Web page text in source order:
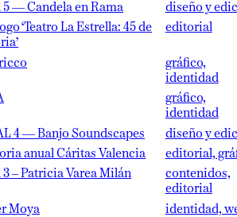
5 — Candela en Rama
diseño y
‘Teatro La Estrella: 45 de
editorial
gráfico,
identidad
gráfico,
identidad
4 — Banjo Soundscapes
diseño y
anual Cáritas Valencia
editorial,
3 – Patricia Varea Milán
contenidos,
editorial
Moya
identidad,